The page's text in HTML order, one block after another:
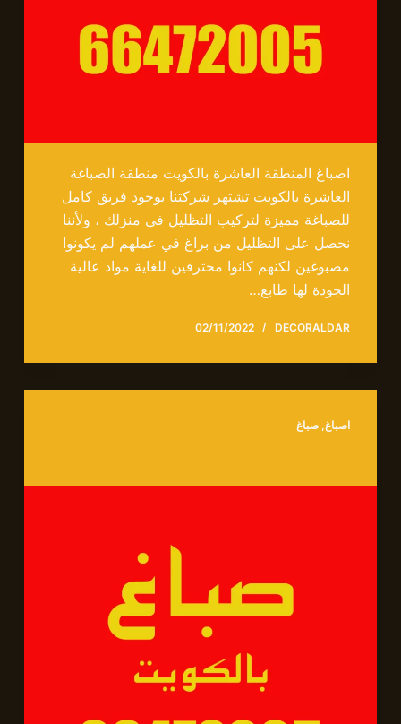
اصباغ المنطقة العاشرة بالكويت منطقة الصباغة
العاشرة بالكويت تشتهر شركتنا بوجود فريق كامل
للصباغة مميزة لتركيب التظليل في منزلك ، ولأننا
نحصل على التظليل من براغ في عملهم لم يكونوا
مصبوغين لكنهم كانوا محترفين للغاية مواد عالية
الجودة لها طابع…
DECORALDAR
02/11/2022
اصباغ, صباغ